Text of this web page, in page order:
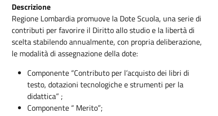
Descrizione
Regione Lombardia promuove la Dote Scuola, una serie di
contributi per favorire il Diritto allo studio e la libertà di
scelta stabilendo annualmente, con propria deliberazione,
le modalità di assegnazione della dote:
Componente “Contributo per l’acquisto dei libri di
testo, dotazioni tecnologiche e strumenti per la
didattica” ;
Componente “ Merito”;